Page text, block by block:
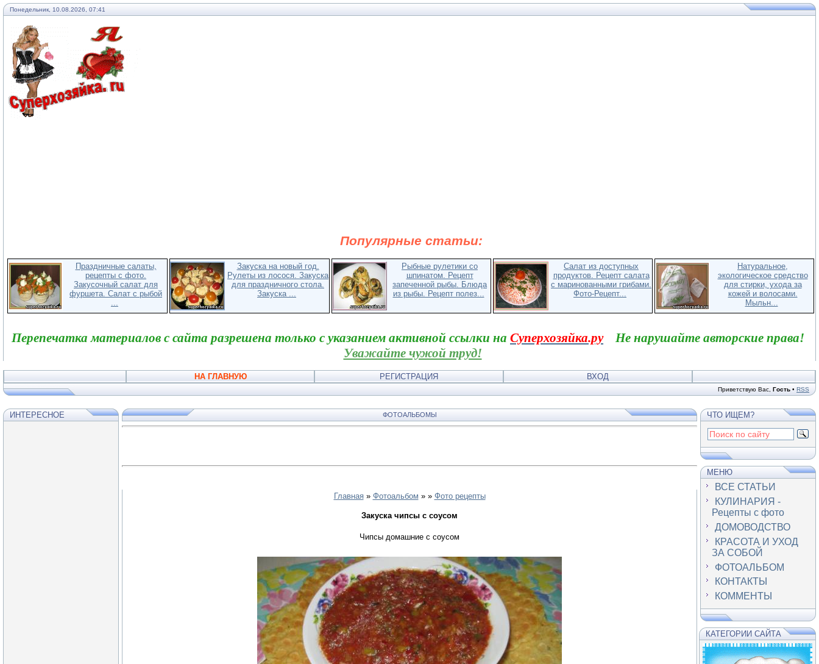
Понедельник, 10.08.2026, 07:41
Популярные статьи:
Праздничные салаты,
рецепты с фото.
Закусочный салат для
фуршета. Салат с рыбой
...
Закуска на новый год.
Рулеты из лосося. Закуска
для праздничного стола.
Закуска ...
Рыбные рулетики со
шпинатом. Рецепт
запеченной рыбы. Блюда
из рыбы. Рецепт полез...
Салат из доступных
продуктов. Рецепт салата
с маринованными грибами.
Фото-Рецепт...
Натуральное,
экологическое средство
для стирки, ухода за
кожей и волосами.
Мыльн...
Перепечатка материалов с сайта разрешена только с указанием активной ссылки на Суперхозяйка.руНе нарушайте авторские права!
Уважайте чужой труд!
НА ГЛАВНУЮ РЕГИСТРАЦИЯ ВХОД
Приветствую Вас Гость • RSS
ИНТЕРЕСНОЕ ФОТОАЛЬБОМЫ
Главная» Фотоальбом » » Фото рецепты
Закуска чипсы с соусом
Чипсы домашние с соусом
ЧТО ИЩЕМ?
МЕНЮ
ВСЕ СТАТЬИ
КУЛИНАРИЯ -
Рецепты с фото
ДОМОВОДСТВО
КРАСОТА И УХОД
ЗА СОБОЙ
ФОТОАЛЬБОМ
КОНТАКТЫ
КОММЕНТЫ
КАТЕГОРИИ САЙТА